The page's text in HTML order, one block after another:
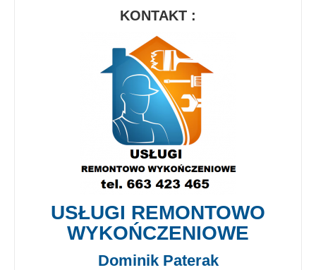
KONTAKT :
USŁUGI REMONTOWO
WYKOŃCZENIOWE
Dominik Paterak